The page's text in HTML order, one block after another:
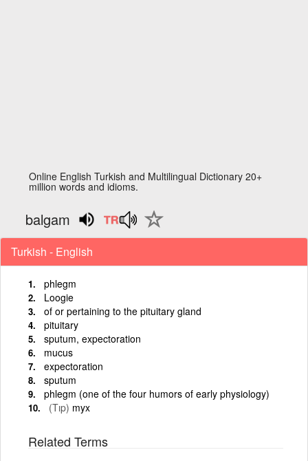
Online English Turkish and Multilingual Dictionary 20+
million words and idioms.
balgam
Turkish - English
phlegm
Loogie
of or pertaining to the pituitary gland
pituitary
sputum, expectoration
mucus
expectoration
sputum
phlegm (one of the four humors of early physiology)
(Tıp) myx
Related Terms